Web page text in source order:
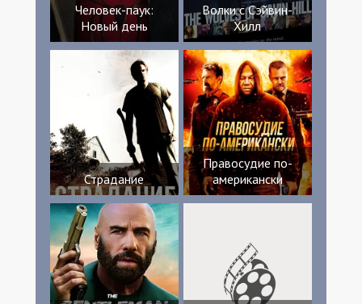
Человек-паук:
Новый день
Волки с Сэйвин-
Хилл
Страдание
Правосудие по-
американски